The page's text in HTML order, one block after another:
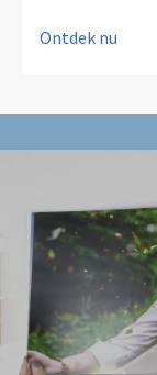
Ontdek nu